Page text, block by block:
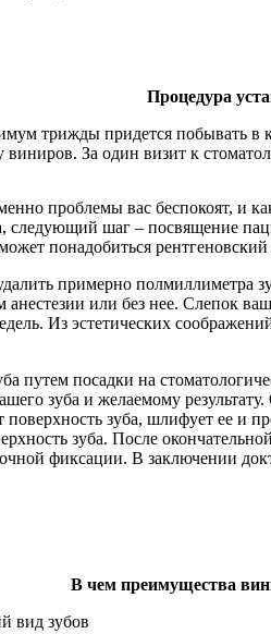
Процедура
трижды придется побывать в
За один визит к
проблемы вас беспокоят, и
шаг – посвящение
понадобиться
примерно
или без нее. Слепок
Из эстетических
путем посадки на
зуба и желаемому
зуба, шлифует ее
зуба. После
фиксации. В заключении
В чем преимущества
вид зубов